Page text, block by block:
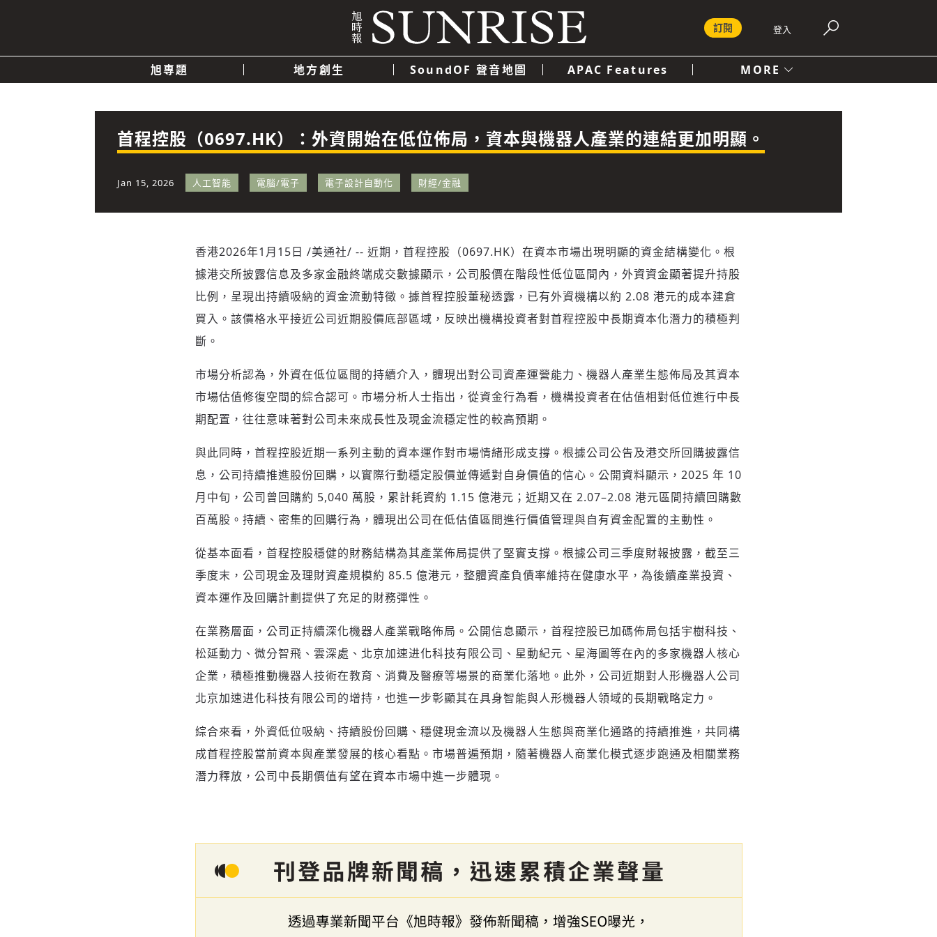
登入
訂閱
旭專題 地方創生 SoundOF 聲音地圖 APAC Features MORE
快速連結
政治 經濟 科技 社會
登入或註冊
歡迎您加入《旭時報》
參與下一波全球科技革命
輸入 Email 驗證碼
請輸入發送到的驗證碼
驗證
首程控股（0697.HK）：外資開始在低位佈局，資本與機器人產業的連結更加明顯。
Jan 15, 2026 人工智能 電腦/電子 電子設計自動化 財經/金融
香港2026年1月15日 /美通社/ -- 近期，首程控股（0697.HK）在資本市場出現明顯的資金結構變化。根
據港交所披露信息及多家金融終端成交數據顯示，公司股價在階段性低位區間內，外資資金顯著提升持股
比例，呈現出持續吸納的資金流動特徵。據首程控股董秘透露，已有外資機構以約 2.08 港元的成本建倉
買入。該價格水平接近公司近期股價底部區域，反映出機構投資者對首程控股中長期資本化潛力的積極判
斷。
市場分析認為，外資在低位區間的持續介入，體現出對公司資產運營能力、機器人產業生態佈局及其資本
市場估值修復空間的綜合認可。市場分析人士指出，從資金行為看，機構投資者在估值相對低位進行中長
期配置，往往意味著對公司未來成長性及現金流穩定性的較高預期。
與此同時，首程控股近期一系列主動的資本運作對市場情緒形成支撐。根據公司公告及港交所回購披露信
息，公司持續推進股份回購，以實際行動穩定股價並傳遞對自身價值的信心。公開資料顯示，2025 年 10
月中旬，公司曾回購約 5,040 萬股，累計耗資約 1.15 億港元；近期又在 2.07–2.08 港元區間持續回購數
百萬股。持續、密集的回購行為，體現出公司在低估值區間進行價值管理與自有資金配置的主動性。
從基本面看，首程控股穩健的財務結構為其產業佈局提供了堅實支撐。根據公司三季度財報披露，截至三
季度末，公司現金及理財資產規模約 85.5 億港元，整體資產負債率維持在健康水平，為後續產業投資、
資本運作及回購計劃提供了充足的財務彈性。
在業務層面，公司正持續深化機器人產業戰略佈局。公開信息顯示，首程控股已加碼佈局包括宇樹科技、
松延動力、微分智飛、雲深處、 北京加速进化科技有限公司 、星動紀元、星海圖等在內的多家機器人核心
企業，積極推動機器人技術在教育、消費及醫療等場景的商業化落地。此外，公司近期對人形機器人公司
北京加速进化科技有限公司的增持，也進一步彰顯其在具身智能與人形機器人領域的長期戰略定力。
綜合來看，外資低位吸納、持續股份回購、穩健現金流以及機器人生態與商業化通路的持續推進，共同構
成首程控股當前資本與產業發展的核心看點。市場普遍預期，隨著機器人商業化模式逐步跑通及相關業務
潛力釋放，公司中長期價值有望在資本市場中進一步體現。